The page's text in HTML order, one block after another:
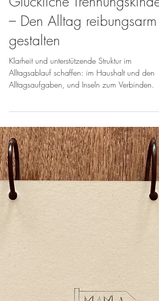
Glückliche Trennungskinder
– Den Alltag reibungsarm
gestalten
Klarheit und unterstützende Struktur im
Alltagsablauf schaffen: im Haushalt und den